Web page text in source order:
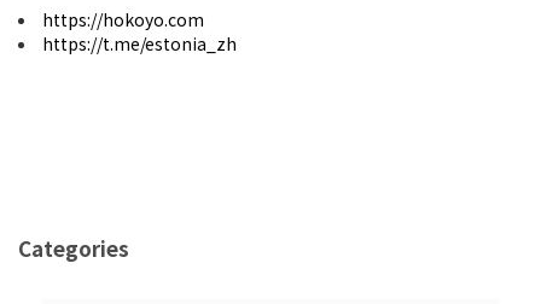
https://hokoyo.com
https://t.me/estonia_zh
Categories